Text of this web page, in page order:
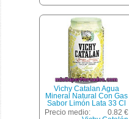
Vichy Catalan Agua
Mineral Natural Con Gas
Sabor Limón Lata 33 Cl
Precio medio:
0.82 €